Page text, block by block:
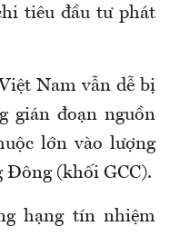
tiêu đầu tư phát
Nam vẫn dễ bị
gián đoạn nguồn
lớn vào lượng
Đông (khối GCC).
hạng tín nhiệm